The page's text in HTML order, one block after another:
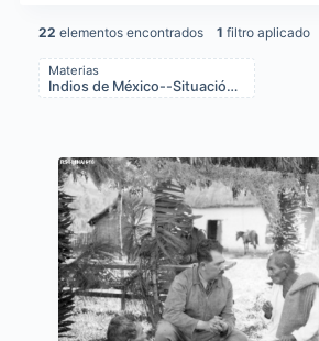
22 elementos encontrados 1 filtro aplicado
Materias
Indios de México--Situación legal, leyes, etc.
Items list results